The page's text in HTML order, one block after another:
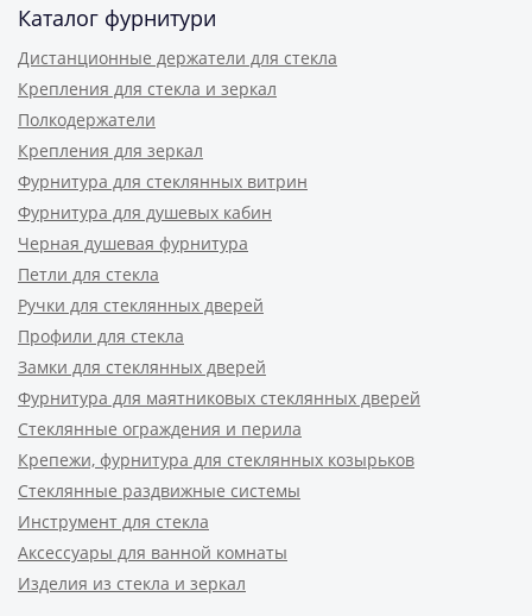
Каталог фурнитури
Дистанционные держатели для стекла
Крепления для стекла и зеркал
Полкодержатели
Крепления для зеркал
Фурнитура для стеклянных витрин
Фурнитура для душевых кабин
Черная душевая фурнитура
Петли для стекла
Ручки для стеклянных дверей
Профили для стекла
Замки для стеклянных дверей
Фурнитура для маятниковых стеклянных дверей
Стеклянные ограждения и перила
Крепежи, фурнитура для стеклянных козырьков
Стеклянные раздвижные системы
Инструмент для стекла
Аксессуары для ванной комнаты
Изделия из стекла и зеркал